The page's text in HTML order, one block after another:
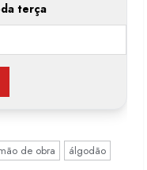
terça
de obra álgodão